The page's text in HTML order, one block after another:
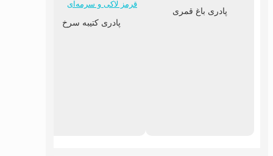
پادری باغ قمری
پادری کتیبه سرخ